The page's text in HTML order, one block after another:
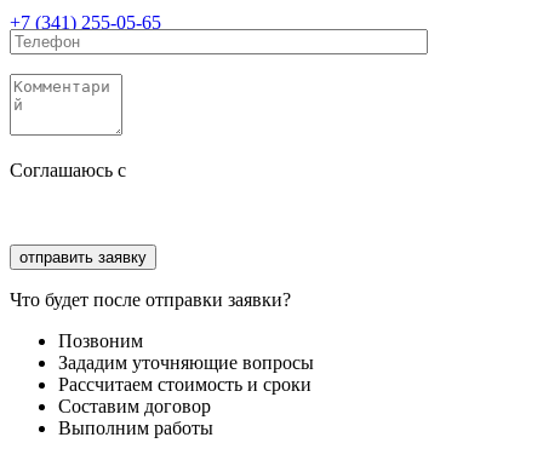
+7 (341) 255-05-65
Соглашаюсь с
Что будет после отправки заявки?
Позвоним
Зададим уточняющие вопросы
Рассчитаем стоимость и сроки
Составим договор
Выполним работы